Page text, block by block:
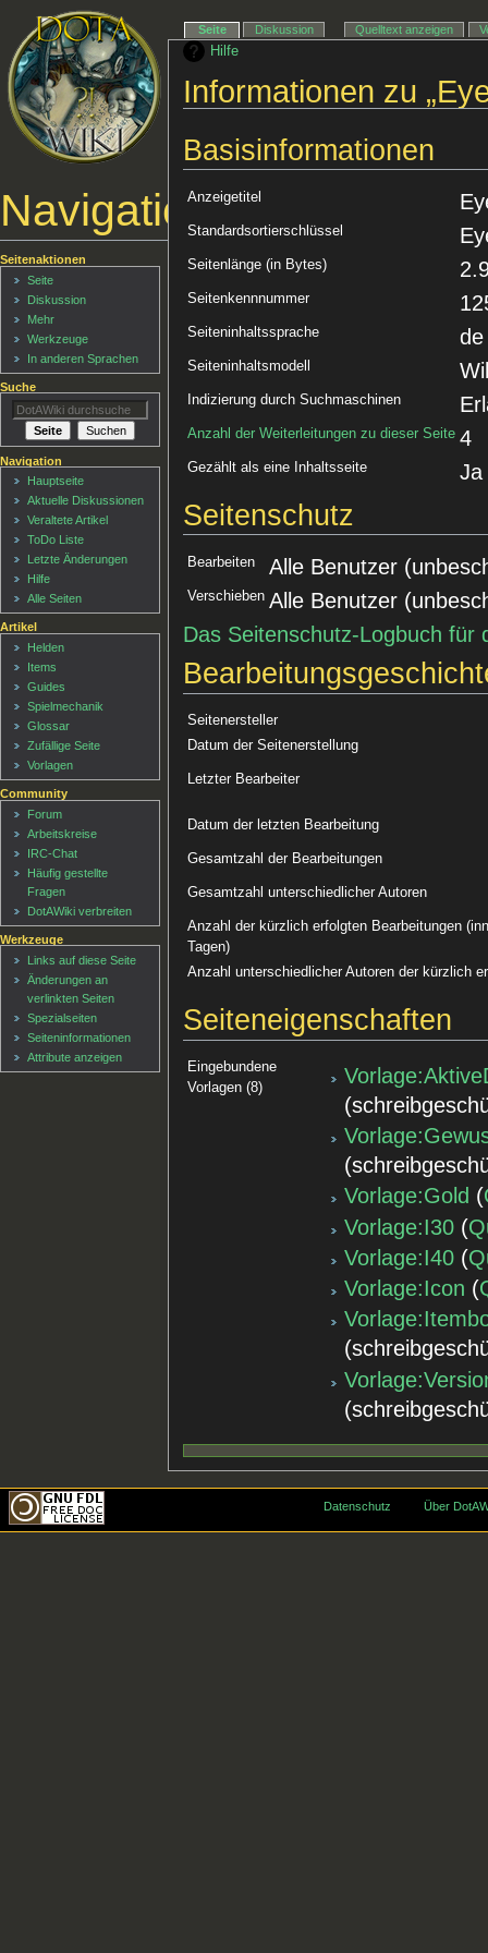
Hilfe
Informationen zu
Basisinformationen
Anzeigetitel
Standardsortierschlüssel
Seitenlänge (in Bytes)
Seitenkennnummer
Seiteninhaltssprache
Seiteninhaltsmodell
Indizierung durch Suchmaschinen
Anzahl der Weiterleitungen zu dieser Seite 4
Gezählt als eine Inhaltsseite Ja
Seitenschutz
Bearbeiten Alle Benutzer
Verschieben Alle Benutzer
Das Seitenschutz-Logbuch für
Seitenersteller
Datum der Seitenerstellung
Letzter Bearbeiter
Datum der letzten Bearbeitung
Gesamtzahl der Bearbeitungen
Gesamtzahl unterschiedlicher Autoren
Anzahl der kürzlich erfolgten Bearbeitungen
Tagen)
Anzahl unterschiedlicher Autoren der kürzlich
Seiteneigenschaften
Eingebundene
Vorlagen (8)
Vorlage:Gold (
Vorlage:I30 (
Vorlage:I40 (
Vorlage:Icon (
Navigationsmenü
Seite Diskussion Quelltext anzeigen
Seitenaktionen
Seite
Diskussion
Mehr
Werkzeuge
In anderen Sprachen
Suche
Navigation
Hauptseite
Aktuelle Diskussionen
Veraltete Artikel
ToDo Liste
Letzte Änderungen
Hilfe
Alle Seiten
Artikel
Helden
Items
Guides
Spielmechanik
Glossar
Zufällige Seite
Vorlagen
Community
Forum
Arbeitskreise
IRC-Chat
Häufig gestellte
Fragen
DotAWiki verbreiten
Werkzeuge
Links auf diese Seite
Änderungen an
verlinkten Seiten
Spezialseiten
Seiten­informationen
Attribute anzeigen
Datenschutz Über